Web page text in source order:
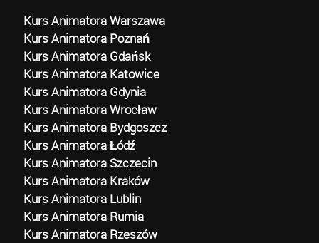
Kurs Animatora Warszawa
Kurs Animatora Poznań
Kurs Animatora Gdańsk
Kurs Animatora Katowice
Kurs Animatora Gdynia
Kurs Animatora Wrocław
Kurs Animatora Bydgoszcz
Kurs Animatora Łódź
Kurs Animatora Szczecin
Kurs Animatora Kraków
Kurs Animatora Lublin
Kurs Animatora Rumia
Kurs Animatora Rzeszów